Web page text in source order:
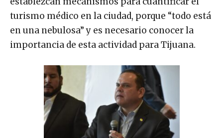
turismo médico en la ciudad, porque “todo está
en una nebulosa” y es necesario conocer la
importancia de esta actividad para Tijuana.